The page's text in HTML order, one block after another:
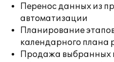
Перенос данных из
автоматизации
Планирование
календарного плана
Продажа выбранных